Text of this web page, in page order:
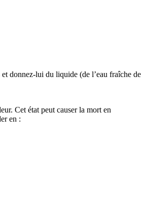
donnez-lui du liquide (de l’eau fraîche de
Cet état peut causer la mort en
en :